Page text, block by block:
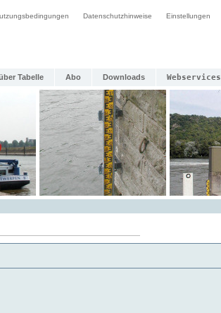
Datenschutzhinweise Einstellungen
Tabelle Abo Downloads Webservices